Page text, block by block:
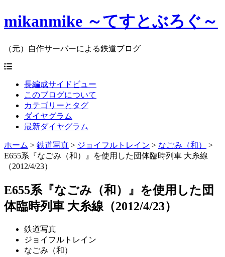
mikanmike ～てすとぶろぐ～
（元）自作サーバーによる鉄道ブログ
長編成サイドビュー
このブログについて
カテゴリーとタグ
ダイヤグラム
最新ダイヤグラム
ホーム > 鉄道写真 > ジョイフルトレイン > なごみ（和）
>
E655系『なごみ（和）』を使用した団体臨時列車 大糸線
（2012/4/23）
E655系『なごみ（和）』を使用した団
体臨時列車 大糸線（2012/4/23）
鉄道写真
ジョイフルトレイン
なごみ（和）